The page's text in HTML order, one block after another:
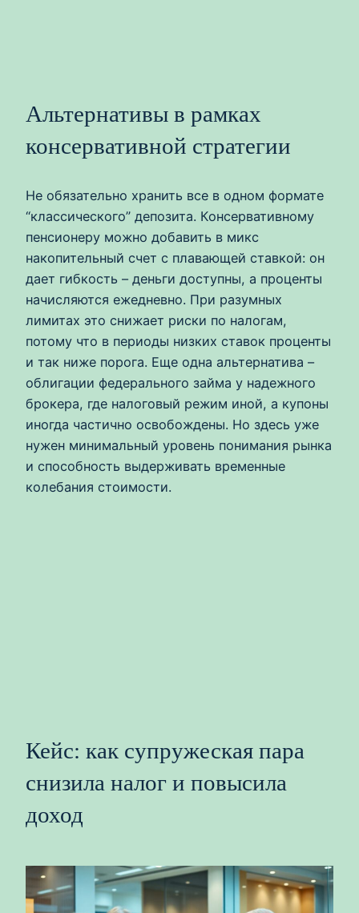
Альтернативы в рамках
консервативной стратегии
Не обязательно хранить все в одном формате
“классического” депозита. Консервативному
пенсионеру можно добавить в микс
накопительный счет с плавающей ставкой: он
дает гибкость – деньги доступны, а проценты
начисляются ежедневно. При разумных
лимитах это снижает риски по налогам,
потому что в периоды низких ставок проценты
и так ниже порога. Еще одна альтернатива –
облигации федерального займа у надежного
брокера, где налоговый режим иной, а купоны
иногда частично освобождены. Но здесь уже
нужен минимальный уровень понимания рынка
и способность выдерживать временные
колебания стоимости.
Кейс: как супружеская пара
снизила налог и повысила
доход